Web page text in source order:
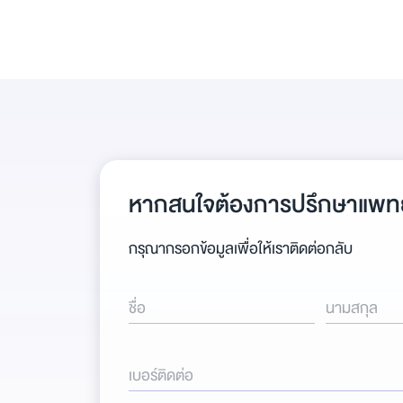
หากสนใจต้องการปรึกษาแพ
กรุณากรอกข้อมูลเพื่อให้เราติดต่อกลับ
ชื่อ นามสกุล
เบอร์ติดต่อ